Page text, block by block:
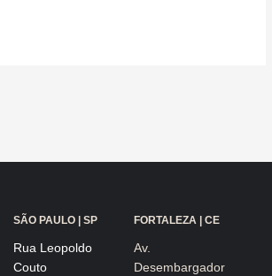
SÃO PAULO | SP
Rua Leopoldo
Couto
FORTALEZA | CE
Av.
Desembargador